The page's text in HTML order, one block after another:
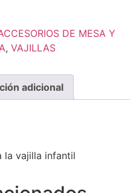
DE MESA Y
, VAJILLAS
adicional
la vajilla infantil